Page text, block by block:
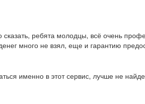
ребята молодцы, всё очень
много не взял, еще и гарантию
именно в этот сервис, лучше не